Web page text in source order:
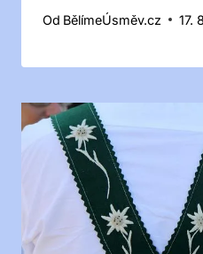
Od BělímeÚsměv.cz 17.